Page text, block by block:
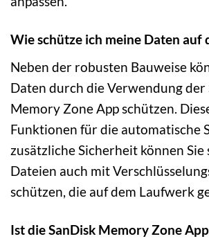
Wie schütze ich meine Daten auf
Neben der robusten Bauweise
Daten durch die Verwendung der
Memory Zone App schützen.
Funktionen für die automatische
zusätzliche Sicherheit können Sie
Dateien auch mit
schützen, die auf dem Laufwerk
Ist die SanDisk Memory Zone